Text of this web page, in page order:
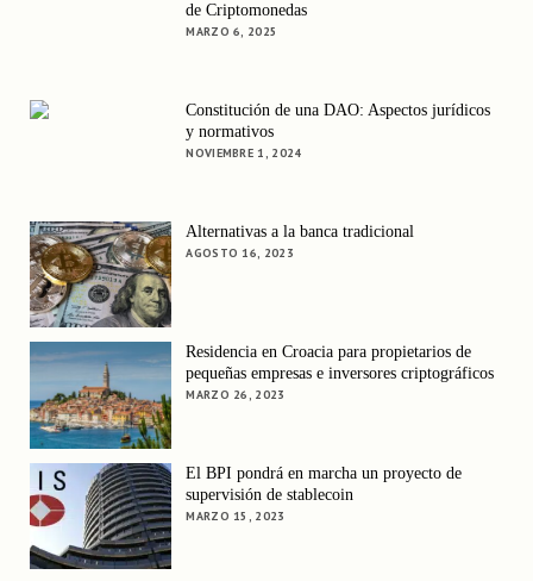
de Criptomonedas
MARZO 6, 2025
Constitución de una DAO: Aspectos jurídicos
y normativos
NOVIEMBRE 1, 2024
Alternativas a la banca tradicional
AGOSTO 16, 2023
Residencia en Croacia para propietarios de
pequeñas empresas e inversores criptográficos
MARZO 26, 2023
El BPI pondrá en marcha un proyecto de
supervisión de stablecoin
MARZO 15, 2023